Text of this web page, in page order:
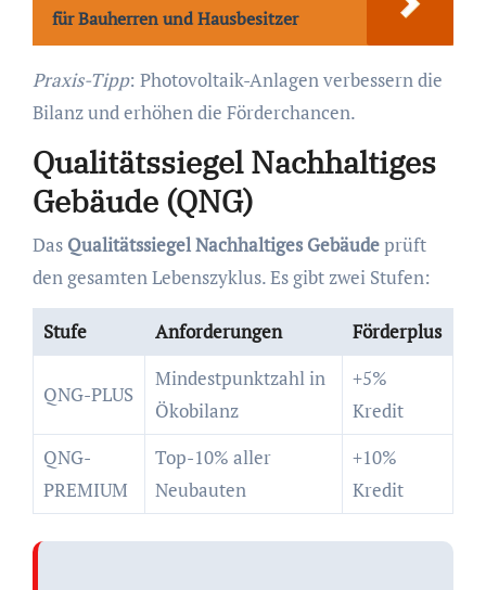
für Bauherren und Hausbesitzer
Praxis-Tipp: Photovoltaik-Anlagen verbessern die
Bilanz und erhöhen die Förderchancen.
Qualitätssiegel Nachhaltiges
Gebäude (QNG)
Das Qualitätssiegel Nachhaltiges Gebäudeprüft
den gesamten Lebenszyklus. Es gibt zwei Stufen:
Stufe Anforderungen Förderplus
QNG-PLUS
Mindestpunktzahl in
Ökobilanz
+5%
Kredit
QNG-
PREMIUM
Top-10% aller
Neubauten
+10%
Kredit